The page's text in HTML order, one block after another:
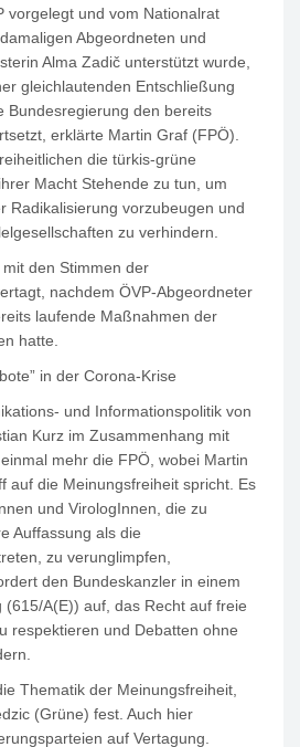
vorgelegt und vom Nationalrat
Abgeordneten und
Alma Zadič unterstützt wurde,
gleichlautenden Entschließung
Bundesregierung den bereits
erklärte Martin Graf (FPÖ).
die türkis-grüne
Macht Stehende zu tun, um
Radikalisierung vorzubeugen und
zu verhindern.
den Stimmen der
nachdem ÖVP-Abgeordneter
laufende Maßnahmen der
hatte.
in der Corona-Krise
und Informationspolitik von
Kurz im Zusammenhang mit
mehr die FPÖ, wobei Martin
auf die Meinungsfreiheit spricht. Es
und VirologInnen, die zu
Auffassung als die
zu verunglimpfen,
den Bundeskanzler in einem
(615/A(E)) auf, das Recht auf freie
respektieren und Debatten ohne
Thematik der Meinungsfreiheit,
(Grüne) fest. Auch hier
auf Vertagung.